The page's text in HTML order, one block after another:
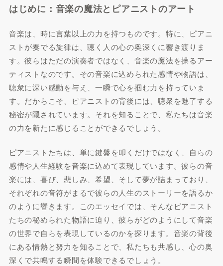
はじめに：音楽の魔法とピアニストのアート
音楽は、時に言葉以上の力を持つものです。特に、ピアニ
ストが奏でる旋律は、聴く人の心の奥深くに響き渡りま
す。彼らはただの演奏者ではなく、音楽の魔法を操るアー
ティストなのです。その音楽に込められた感情や物語は、
聴衆に深い感動を与え、一瞬で心を掴む力を持っていま
す。だからこそ、ピアニストの背後には、聴衆を魅了する
秘密が隠されています。それを知ることで、私たちは音楽
の力を新たに感じることができるでしょう。
ピアニストたちは、単に鍵盤を叩くだけではなく、自らの
感情や人生経験を音楽に込めて表現しています。彼らの音
楽には、喜び、悲しみ、希望、そして夢が詰まっており、
それぞれの音符がまるで彼らの人生のストーリーを語るか
のように響きます。このエッセイでは、そんなピアニスト
たちの秘められた物語に迫り、彼らがどのようにして音楽
の世界で自らを表現しているのかを探ります。音楽の背後
にある情熱と努力を知ることで、私たちも共感し、心の奥
深くで共鳴する瞬間を体験できるでしょう。